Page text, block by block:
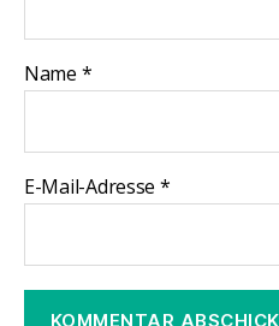
Name *
E-Mail-Adresse *